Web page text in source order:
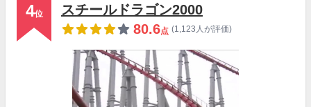
4位
スチールドラゴン2000
80.6点 (1,123人が評価)